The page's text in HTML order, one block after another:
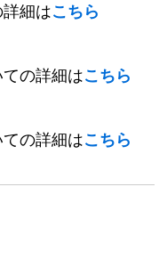
細はこちら
の詳細はこちら
の詳細はこちら